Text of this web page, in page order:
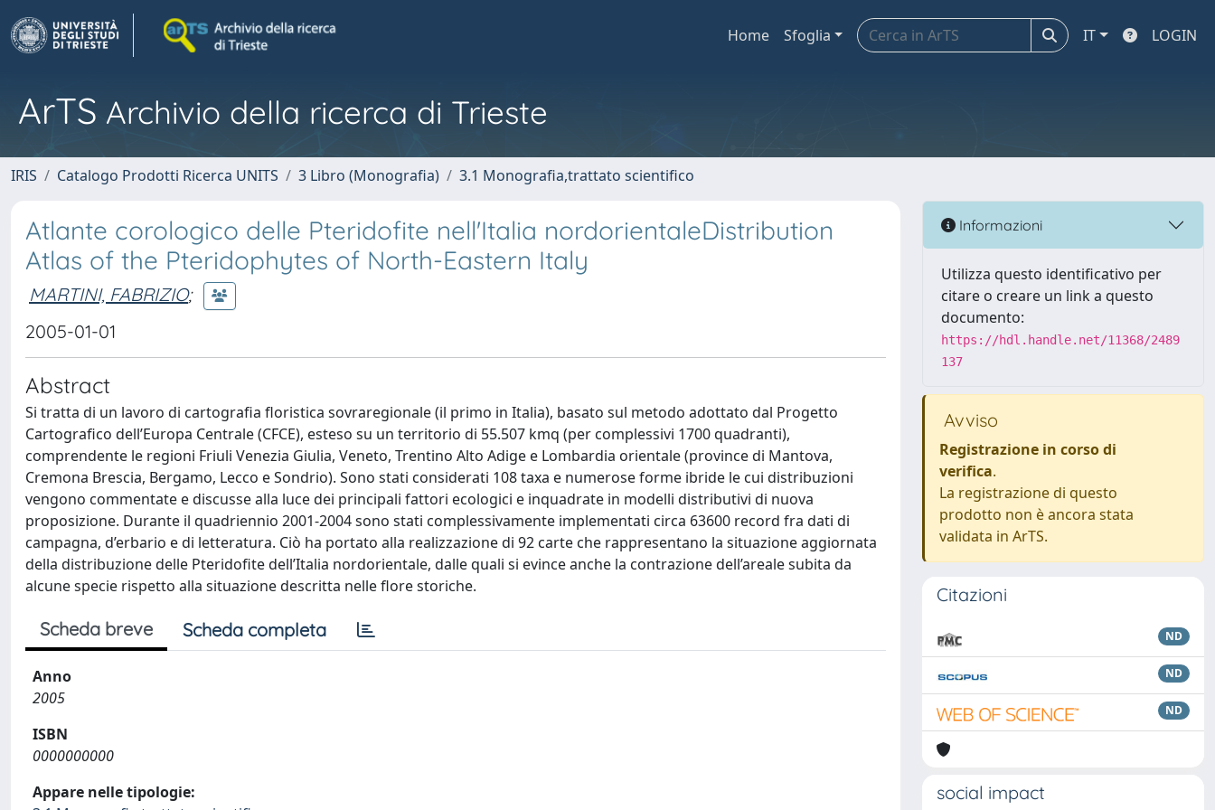
Home Sfoglia IT LOGIN
ArTS Archivio della ricerca di Trieste
IRIS Catalogo Prodotti Ricerca UNITS 3 Libro (Monografia) 3.1 Monografia,trattato scientifico
Atlante corologico delle Pteridofite nell'Italia nordorientaleDistribution
Atlas of the Pteridophytes of North-Eastern Italy
MARTINI, FABRIZIO;
2005-01-01
Abstract
Si tratta di un lavoro di cartografia floristica sovraregionale (il primo in Italia), basato sul metodo adottato dal Progetto
Cartografico dell’Europa Centrale (CFCE), esteso su un territorio di 55.507 kmq (per complessivi 1700 quadranti),
comprendente le regioni Friuli Venezia Giulia, Veneto, Trentino Alto Adige e Lombardia orientale (province di Mantova,
Cremona Brescia, Bergamo, Lecco e Sondrio). Sono stati considerati 108 taxa e numerose forme ibride le cui distribuzioni
vengono commentate e discusse alla luce dei principali fattori ecologici e inquadrate in modelli distributivi di nuova
proposizione. Durante il quadriennio 2001-2004 sono stati complessivamente implementati circa 63600 record fra dati di
campagna, d’erbario e di letteratura. Ciò ha portato alla realizzazione di 92 carte che rappresentano la situazione aggiornata
della distribuzione delle Pteridofite dell’Italia nordorientale, dalle quali si evince anche la contrazione dell’areale subita da
alcune specie rispetto alla situazione descritta nelle flore storiche.
Scheda breve Scheda completa
Anno
2005
ISBN
0000000000
Appare nelle tipologie:
Informazioni
Utilizza questo identificativo per
citare o creare un link a questo
documento:
https://hdl.handle.net/11368/2489
137
Avviso
Registrazione in corso di
verifica.
La registrazione di questo
prodotto non è ancora stata
validata in ArTS.
Citazioni
ND
ND
ND
social impact